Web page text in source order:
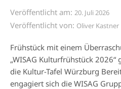
Veröffentlicht am: 20. Juli 2026
Veröffentlicht von: Oliver Kastner
Frühstück mit einem
„WISAG Kulturfrühstück
die Kultur-Tafel Würzburg
engagiert sich die WISAG